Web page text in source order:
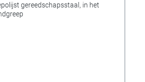
gereedschapsstaal, in het